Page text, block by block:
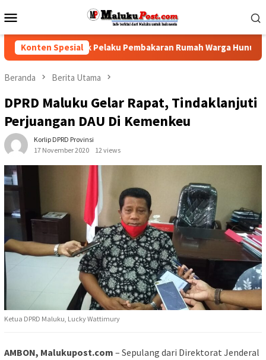
ke
Mobile
Konten Spesial
Polisi Tindak Pelaku Pembakaran Rumah Warga Hunuth
Beranda Berita Utama
DPRD Maluku Gelar Rapat, Tindaklanjuti
Perjuangan DAU Di Kemenkeu
Korlip DPRD Provinsi
17 November 2020
12 views
Ketua DPRD Maluku, Lucky Wattimury
AMBON, Malukupost.com – Sepulang dari Direktorat Jenderal